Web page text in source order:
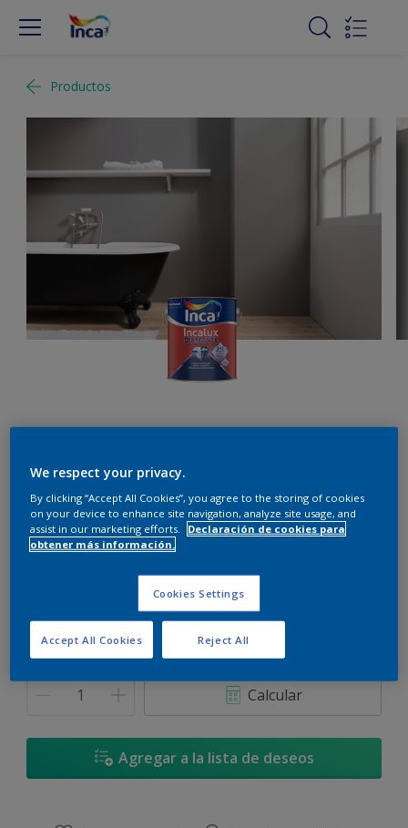
Productos
Mar Cósmico
Cambiar de color
900 ML
Cantidad Calculadora de pintura
Calcular
Agregar a la lista de deseos
We respect your privacy.
By clicking “Accept All Cookies”, you agree to the storing of cookies
on your device to enhance site navigation, analyze site usage, and
assist in our marketing efforts.
Declaración de cookies para
obtener más información.
Cookies Settings
Reject All
Accept All Cookies